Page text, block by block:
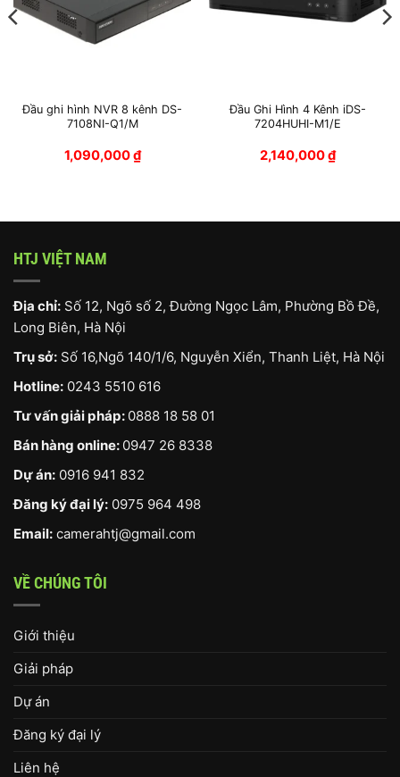
Đầu ghi hình NVR 8 kênh DS-
7108NI-Q1/M
1,090,000₫
Đầu Ghi Hình 4 Kênh iDS-
7204HUHI-M1/E
2,140,000₫
HTJ VIỆT NAM
Địa chỉ: Số 12, Ngõ số 2, Đường Ngọc Lâm, Phường Bồ Đề,
Long Biên, Hà Nội
Trụ sở: Số 16,Ngõ 140/1/6, Nguyễn Xiển, Thanh Liệt, Hà Nội
Hotline: 0243 5510 616
Tư vấn giải pháp: 0888 18 58 01
Bán hàng online: 0947 26 8338
Dự án: 0916 941 832
Đăng ký đại lý: 0975 964 498
Email: camerahtj@gmail.com
VỀ CHÚNG TÔI
Giới thiệu
Giải pháp
Dự án
Đăng ký đại lý
Liên hệ